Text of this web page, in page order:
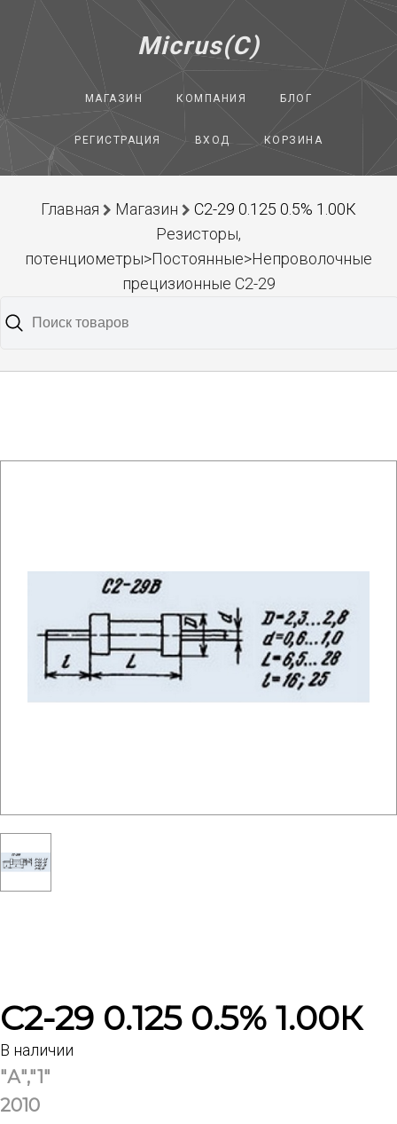
Micrus(C)
МАГАЗИН КОМПАНИЯ БЛОГ
РЕГИСТРАЦИЯ ВХОД КОРЗИНА
Главная Магазин
С2-29 0.125 0.5% 1.00К
Резисторы,
потенциометры>Постоянные>Непроволочные
прецизионные С2-29
С2-29 0.125 0.5% 1.00К
В наличии
"А","1"
2010